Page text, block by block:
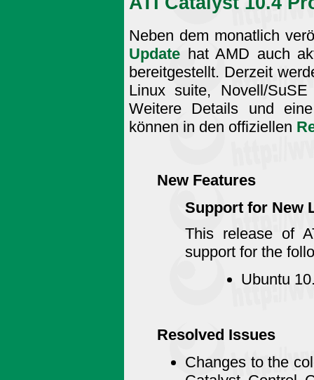
Neben dem monatlich
Update hat AMD auch
bereitgestellt. Derzeit
Linux suite, Novell/
Weitere Details und
können in den offiziellen
New Features
Support for New
This release of
support for the
Ubuntu
Resolved Issues
Changes to the